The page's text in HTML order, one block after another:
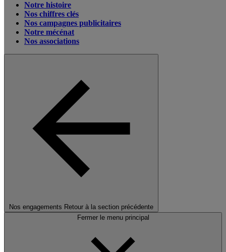
Notre histoire
Nos chiffres clés
Nos campagnes publicitaires
Notre mécénat
Nos associations
Nos engagements Retour à la section précédente
Fermer le menu principal